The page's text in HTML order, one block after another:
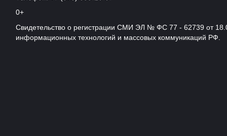
0+
Свидетельство о регистрации СМИ ЭЛ № ФС 77 - 62739 от
информационных технологий и массовых коммуникаций РФ.